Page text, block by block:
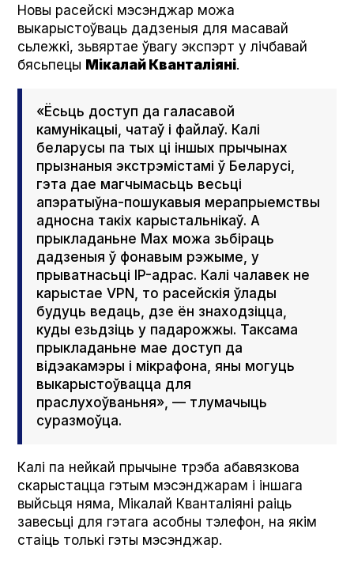
Новы расейскі мэсэнджар можа
выкарыстоўваць дадзеныя для масавай
сьлежкі, зьвяртае ўвагу экспэрт у лічбавай
бясьпецы Мікалай Кванталіяні.
«Ёсьць доступ да галасавой
камунікацыі, чатаў і файлаў. Калі
беларусы па тых ці іншых прычынах
прызнаныя экстрэмістамі ў Беларусі,
гэта дае магчымасьць весьці
апэратыўна-пошукавыя мерапрыемствы
адносна такіх карыстальнікаў. А
прыкладаньне Мах можа зьбіраць
дадзеныя ў фонавым рэжыме, у
прыватнасьці ІP-адрас. Калі чалавек не
карыстае VPN, то расейскія ўлады
будуць ведаць, дзе ён знаходзіцца,
куды езьдзіць у падарожжы. Таксама
прыкладаньне мае доступ да
відэакамэры і мікрафона, яны могуць
выкарыстоўвацца для
праслухоўваньня», — тлумачыць
суразмоўца.
Калі па нейкай прычыне трэба абавязкова
скарыстацца гэтым мэсэнджарам і іншага
выйсьця няма, Мікалай Кванталіяні раіць
завесьці для гэтага асобны тэлефон, на якім
стаіць толькі гэты мэсэнджар.